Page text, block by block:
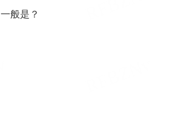
般是？